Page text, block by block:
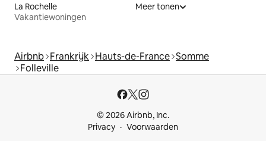
La Rochelle
Vakantiewoningen
Meer tonen
Airbnb Frankrijk Hauts-de-France Somme
Folleville
© 2026 Airbnb, Inc.
Privacy
Voorwaarden